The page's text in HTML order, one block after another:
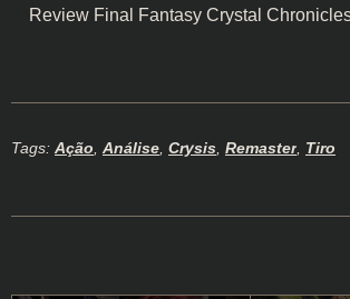
Review Final Fantasy Crystal
Tags: Ação, Análise, Crysis, Remaster, Tiro